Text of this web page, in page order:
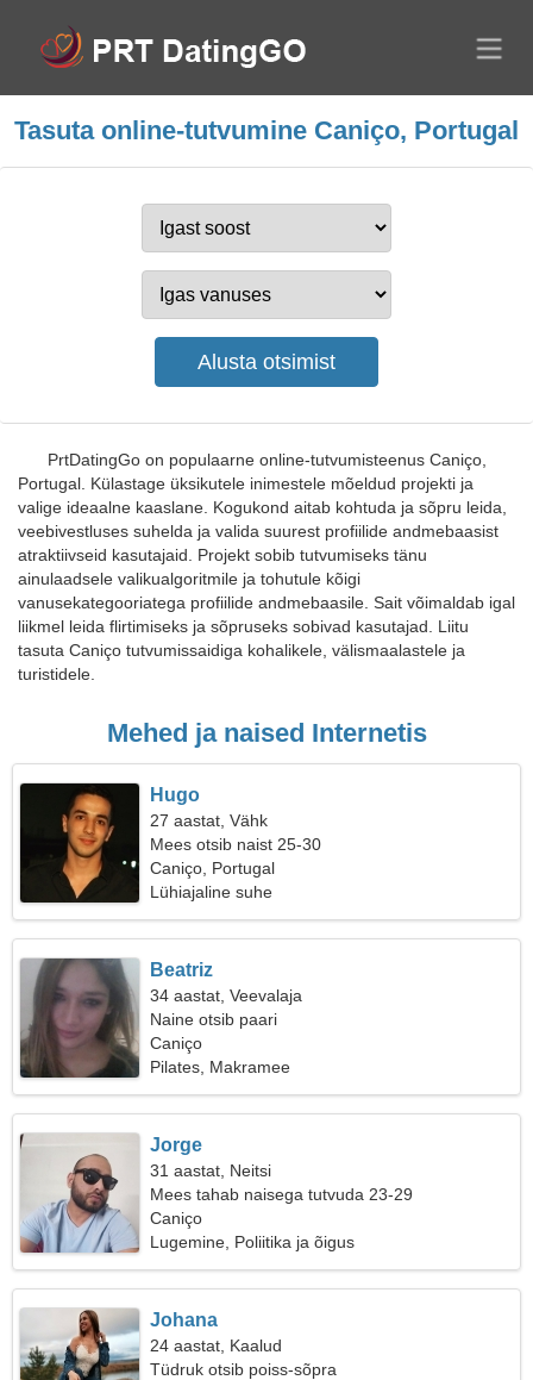
Tasuta online-tutvumine Caniço, Portugal
PrtDatingGo on populaarne online-tutvumisteenus Caniço,
Portugal. Külastage üksikutele inimestele mõeldud projekti ja
valige ideaalne kaaslane. Kogukond aitab kohtuda ja sõpru leida,
veebivestluses suhelda ja valida suurest profiilide andmebaasist
atraktiivseid kasutajaid. Projekt sobib tutvumiseks tänu
ainulaadsele valikualgoritmile ja tohutule kõigi
vanusekategooriatega profiilide andmebaasile. Sait võimaldab igal
liikmel leida flirtimiseks ja sõpruseks sobivad kasutajad. Liitu
tasuta Caniço tutvumissaidiga kohalikele, välismaalastele ja
turistidele.
Mehed ja naised Internetis
Hugo
27 aastat, Vähk
Mees otsib naist 25-30
Caniço, Portugal
Lühiajaline suhe
Beatriz
34 aastat, Veevalaja
Naine otsib paari
Caniço
Pilates, Makramee
Jorge
31 aastat, Neitsi
Mees tahab naisega tutvuda 23-29
Caniço
Lugemine, Poliitika ja õigus
Johana
24 aastat, Kaalud
Tüdruk otsib poiss-sõpra